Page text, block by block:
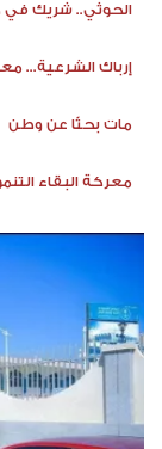
الحوثي.. شريك في
إرباك الشرعية...
مات بحثًا عن وطن
معركة البقاء